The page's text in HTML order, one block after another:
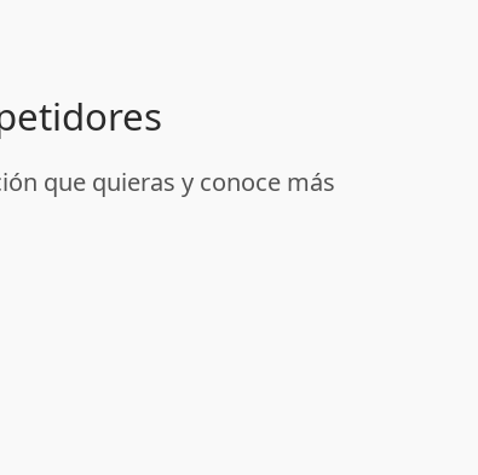
que quieras y conoce más